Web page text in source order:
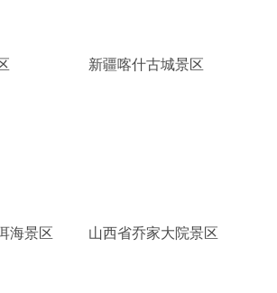
新疆喀什古城景区
海景区 山西省乔家大院景区